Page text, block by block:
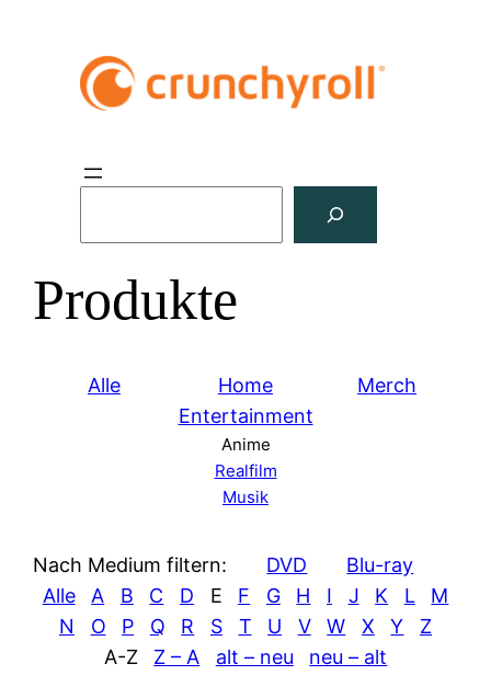
h
e
Produkte
Alle
Home
Entertainment
Anime
Realfilm
Musik
Merch
Nach Medium filtern: DVD
Blu-ray
Alle
A B C D E F G H I J K L
M
N
O P Q R S T U V W X Y
Z
A-Z
Z – A alt – neu neu – alt